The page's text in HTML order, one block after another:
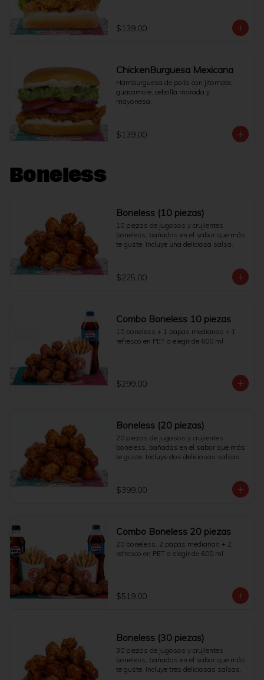
$139.00
ChickenBurguesa Mexicana
Hamburguesa de pollo con jitomate,
guacamole, cebolla morada y
mayonesa.
$139.00
Boneless
Boneless (10 piezas)
10 piezas de jugosos y crujientes
boneless, bañados en el sabor que más
te guste. Incluye una deliciosa salsa.
$225.00
Combo Boneless 10 piezas
10 boneless + 1 papas medianas + 1
refresco en PET a elegir de 600 ml
$299.00
Boneless (20 piezas)
20 piezas de jugosos y crujientes
boneless, bañados en el sabor que más
te guste. Incluye dos deliciosas salsas.
$399.00
Combo Boneless 20 piezas
20 boneless, 2 papas medianas + 2
refresco en PET a elegir de 600 ml
$519.00
Boneless (30 piezas)
30 piezas de jugosos y crujientes
boneless, bañados en el sabor que más
te guste. Incluye tres deliciosas salsas.